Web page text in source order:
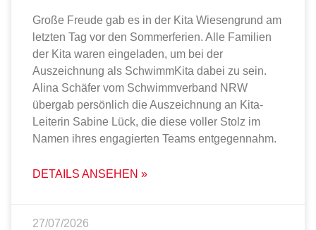
Große Freude gab es in der Kita Wiesengrund am
letzten Tag vor den Sommerferien. Alle Familien
der Kita waren eingeladen, um bei der
Auszeichnung als SchwimmKita dabei zu sein.
Alina Schäfer vom Schwimmverband NRW
übergab persönlich die Auszeichnung an Kita-
Leiterin Sabine Lück, die diese voller Stolz im
Namen ihres engagierten Teams entgegennahm.
DETAILS ANSEHEN »
27/07/2026